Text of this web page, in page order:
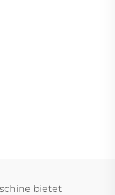
bietet